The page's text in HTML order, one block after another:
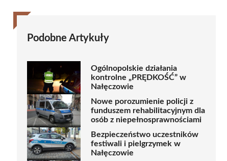
Podobne Artykuły
Ogólnopolskie działania
kontrolne „PRĘDKOŚĆ” w
Nałęczowie
Nowe porozumienie policji z
funduszem rehabilitacyjnym dla
osób z niepełnosprawnościami
Bezpieczeństwo uczestników
festiwali i pielgrzymek w
Nałęczowie